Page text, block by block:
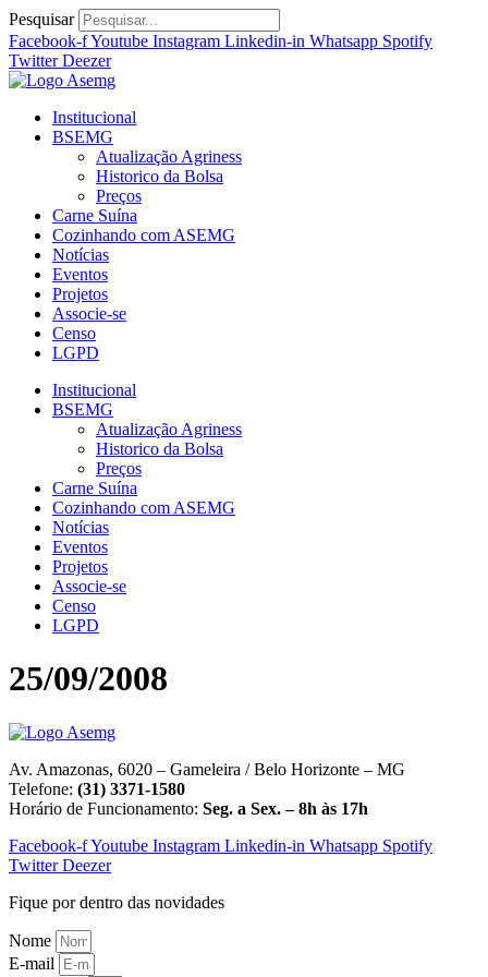
Ir
para
o
conteúdo
Pesquisar
Facebook-fYoutube Instagram Linkedin-in Whatsapp Spotify
Twitter Deezer
Institucional
BSEMG
Atualização Agriness
Historico da Bolsa
Preços
Carne Suína
Cozinhando com ASEMG
Notícias
Eventos
Projetos
Associe-se
Censo
LGPD
Institucional
BSEMG
Atualização Agriness
Historico da Bolsa
Preços
Carne Suína
Cozinhando com ASEMG
Notícias
Eventos
Projetos
Associe-se
Censo
LGPD
25/09/2008
Av. Amazonas, 6020 – Gameleira / Belo Horizonte – MG
Telefone: (31) 3371-1580
Horário de Funcionamento: Seg. a Sex. – 8h às 17h
Facebook-fYoutube Instagram Linkedin-in Whatsapp Spotify
Twitter Deezer
Fique por dentro das novidades
Nome
E-mail